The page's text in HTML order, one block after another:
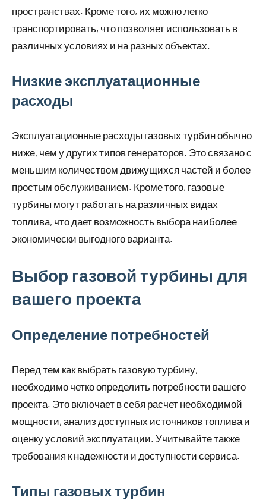
пространствах. Кроме того, их можно легко
транспортировать, что позволяет использовать в
различных условиях и на разных объектах.
Низкие эксплуатационные
расходы
Эксплуатационные расходы газовых турбин обычно
ниже, чем у других типов генераторов. Это связано с
меньшим количеством движущихся частей и более
простым обслуживанием. Кроме того, газовые
турбины могут работать на различных видах
топлива, что дает возможность выбора наиболее
экономически выгодного варианта.
Выбор газовой турбины для
вашего проекта
Определение потребностей
Перед тем как выбрать газовую турбину,
необходимо четко определить потребности вашего
проекта. Это включает в себя расчет необходимой
мощности, анализ доступных источников топлива и
оценку условий эксплуатации. Учитывайте также
требования к надежности и доступности сервиса.
Типы газовых турбин